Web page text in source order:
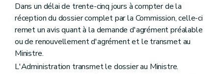
Dans un délai de trente-cinq jours à compter de la
réception du dossier complet par la Commission, celle-ci
remet un avis quant à la demande d'agrément préalable
ou de renouvellement d'agrément et le transmet au
Ministre.
L'Administration transmet le dossier au Ministre.